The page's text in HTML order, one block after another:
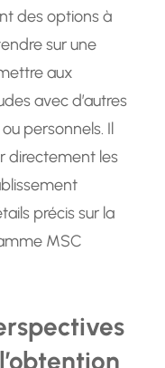
des options à
sur une
aux
avec d’autres
personnels. Il
directement les
précis sur la
MSC